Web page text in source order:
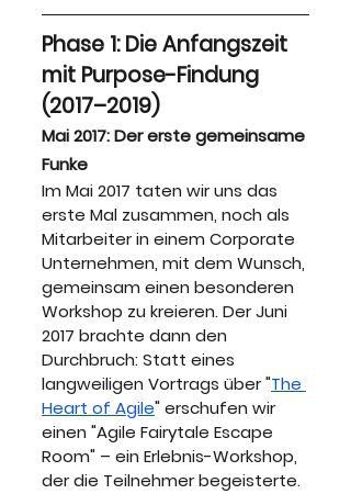
Phase 1: Die Anfangszeit
mit Purpose-Findung
(2017–2019)
Mai 2017: Der erste gemeinsame
Funke
Im Mai 2017 taten wir uns das
erste Mal zusammen, noch als
Mitarbeiter in einem Corporate
Unternehmen, mit dem Wunsch,
gemeinsam einen besonderen
Workshop zu kreieren. Der Juni
2017 brachte dann den
Durchbruch: Statt eines
langweiligen Vortrags über "The
Heart of Agile" erschufen wir
einen "Agile Fairytale Escape
Room" – ein Erlebnis-Workshop,
der die Teilnehmer begeisterte.